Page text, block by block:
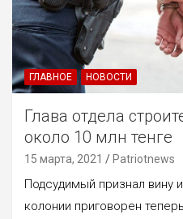
ГЛАВНОЕ НОВОСТИ
Глава отдела
около 10 млн тенге
15 марта, 2021 Patriotnews
Подсудимый признал вину
колонии приговорен